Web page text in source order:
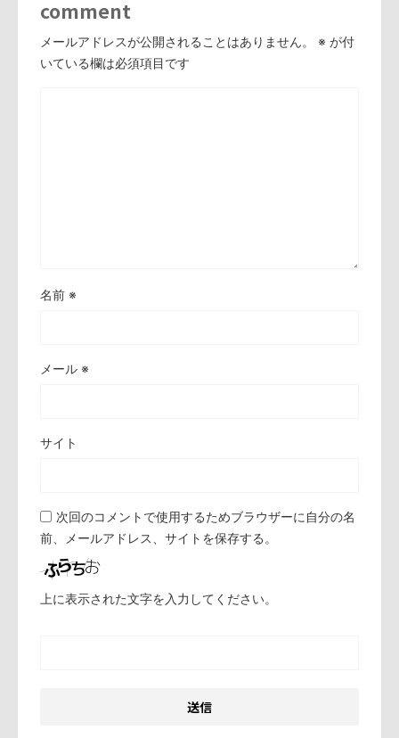
comment
メールアドレスが公開されることはありません。 ※ が付
いている欄は必須項目です
名前 ※
メール ※
サイト
次回のコメントで使用するためブラウザーに自分の名
前、メールアドレス、サイトを保存する。
上に表示された文字を入力してください。